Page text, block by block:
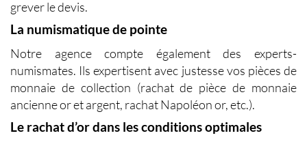
grever le devis.
La numismatique de pointe
Notre agence compte également des experts-
numismates. Ils expertisent avec justesse vos pièces de
monnaie de collection (rachat de pièce de monnaie
ancienne or et argent, rachat Napoléon or, etc.).
Le rachat d’or dans les conditions optimales